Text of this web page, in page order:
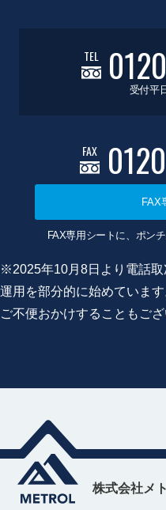
TEL
受付平
FAX
FAX
FAX専用シートに、ポン
※2025年10月8日より電話
運用を部分的に始めています
ご不便おかけすることもご
株式会社メ